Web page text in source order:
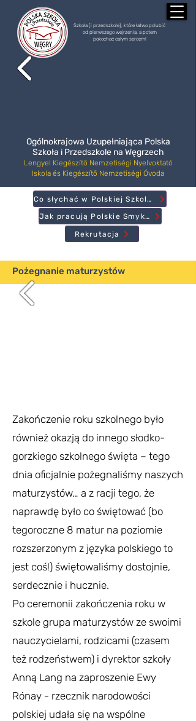
Szkoła (i przedszkole), które łatwo polubić
od pierwszego wejrzenia, a potem
pokochać całym sercem!
Ogólnokrajowa Uzupełniająca Polska
Szkoła i Przedszkole na Węgrzech
Lengyel Kiegészítő Nemzetiségi Nyelvoktató
Iskola és Kiegészítő Nemzetiségi Óvoda
Rekrutacja
Jak pracują Polskie Smyki?
Co słychać w Polskiej Szkole?
Pożegnanie maturzystów
Zakończenie roku szkolnego było
również okazją do innego słodko-
gorzkiego szkolnego święta – tego
dnia oficjalnie pożegnaliśmy naszych
maturzystów… a z racji tego, że
naprawdę było co świętować (bo
tegoroczne 8 matur na poziomie
rozszerzonym z języka polskiego to
jest coś!) świętowaliśmy dostojnie,
serdecznie i hucznie.
Po ceremonii zakończenia roku w
szkole grupa maturzystów ze swoimi
nauczycielami, rodzicami (czasem
też rodzeństwem) i dyrektor szkoły
Anną Lang na zaproszenie Ewy
Rónay - rzecznik narodowości
polskiej udała się na wspólne